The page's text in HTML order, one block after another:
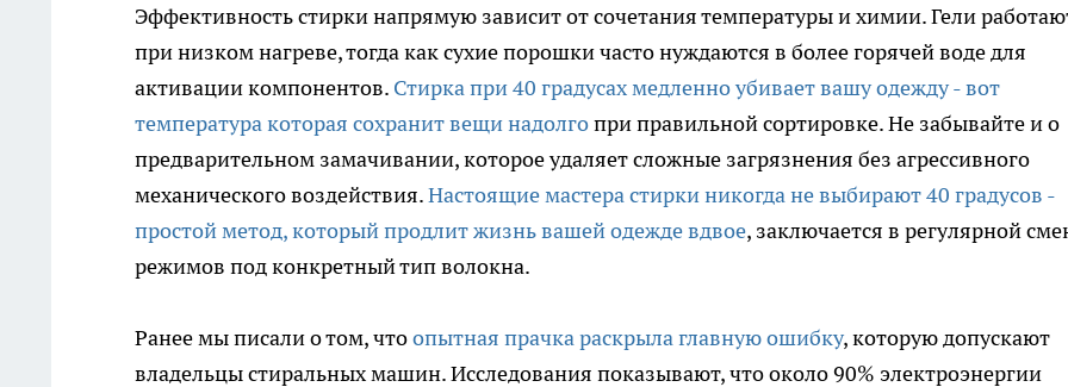
Эффективность стирки напрямую зависит от сочетания температуры и химии. Гели
при низком нагреве, тогда как сухие порошки часто нуждаются в более горячей воде для
активации компонентов. Стирка при 40 градусах медленно убивает вашу одежду - вот
температура которая сохранит вещи надолгопри правильной сортировке. Не забывайте и о
предварительном замачивании, которое удаляет сложные загрязнения без агрессивного
механического воздействия.Настоящие мастера стирки никогда не выбирают 40 градусов -
простой метод, который продлит жизнь вашей одежде вдвое, заключается в регулярной
режимов под конкретный тип волокна.
Ранее мы писали о том, чтоопытная прачка раскрыла главную ошибку, которую допускают
владельцы стиральных машин. Исследования показывают, что около 90% электроэнергии